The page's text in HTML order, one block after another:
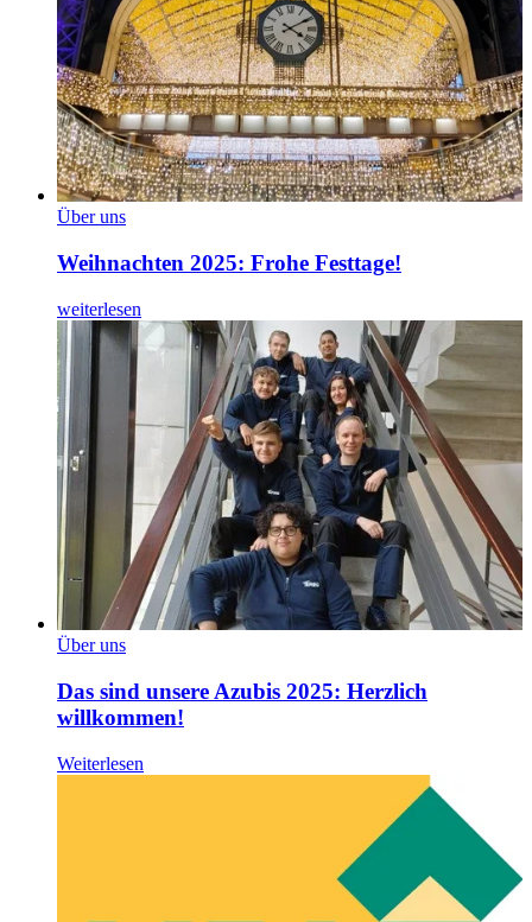
Über uns
Weihnachten 2025: Frohe Festtage!
weiterlesen
Über uns
Das sind unsere Azubis 2025: Herzlich
willkommen!
Weiterlesen